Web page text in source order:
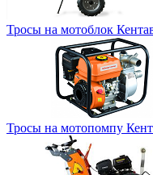
Тросы на мотоблок
Тросы на мотопомпу